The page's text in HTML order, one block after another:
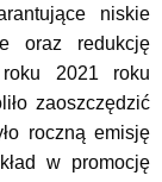
niskie
oraz redukcję
2021 roku
zaoszczędzić
roczną emisję
w promocję